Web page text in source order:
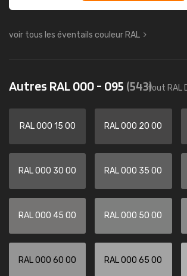
voir tous les éventails couleur RAL
Autres RAL 000 - 095 (543)tout RAL
RAL 000 15 00 RAL 000 20 00
RAL 000 30 00 RAL 000 35 00
RAL 000 45 00 RAL 000 50 00
RAL 000 60 00 RAL 000 65 00